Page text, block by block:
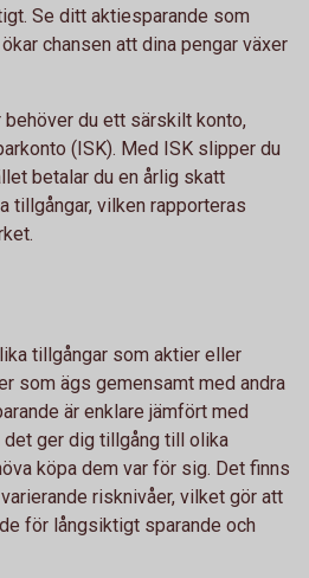
Se ditt aktiesparande som
chansen att dina pengar växer
behöver du ett särskilt konto,
(ISK). Med ISK slipper du
betalar du en årlig skatt
tillgångar, vilken rapporteras
tillgångar som aktier eller
som ägs gemensamt med andra
är enklare jämfört med
ger dig tillgång till olika
köpa dem var för sig. Det finns
risknivåer, vilket gör att
för långsiktigt sparande och